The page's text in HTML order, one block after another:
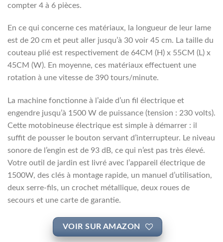
compter 4 à 6 pièces.
En ce qui concerne ces matériaux, la longueur de leur lame
est de 20 cm et peut aller jusqu’à 30 voir 45 cm. La taille du
couteau plié est respectivement de 64CM (H) x 55CM (L) x
45CM (W). En moyenne, ces matériaux effectuent une
rotation à une vitesse de 390 tours/minute.
La machine fonctionne à l’aide d’un fil électrique et
engendre jusqu’à 1500 W de puissance (tension : 230 volts).
Cette motobineuse électrique est simple à démarrer : il
suffit de pousser le bouton servant d’interrupteur. Le niveau
sonore de l’engin est de 93 dB, ce qui n’est pas très élevé.
Votre outil de jardin est livré avec l’appareil électrique de
1500W, des clés à montage rapide, un manuel d’utilisation,
deux serre-fils, un crochet métallique, deux roues de
secours et une carte de garantie.
VOIR SUR AMAZON